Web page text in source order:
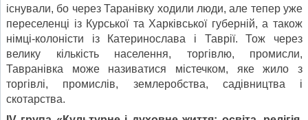
існували, бо через Таранівку ходили люди, але тепер уже
переселенці із Курської та Харківської губерній, а також
німці-колоністи із Катеринослава і Таврії. Тож через
велику кількість населення, торгівлю, промисли,
Тавранівка може називатися містечком, яке жило з
торгівлі, промислів, землеробства, садівництва і
скотарства.